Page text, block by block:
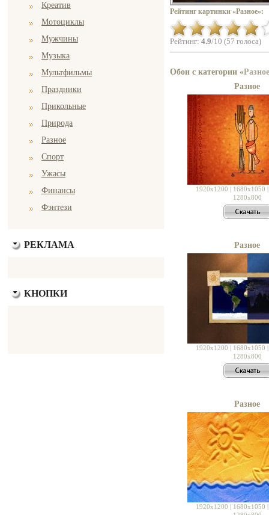
Креатив
Мотоциклы
Мужчины
Музыка
Мультфильмы
Праздники
Прикольные
Природа
Разное
Спорт
Ужасы
Финансы
Фэнтези
РЕКЛАМА
КНОПКИ
Рейтинг картинки «Разное»:
Рейтинг: 4.9/10 (57 голоса)
Обои с категории «Разное
Разное
1920x1200 | 1680x1050
1280x800
Разное
1920x1200 | 1680x1050
1280x800
Разное
1920x1200 | 1680x1050